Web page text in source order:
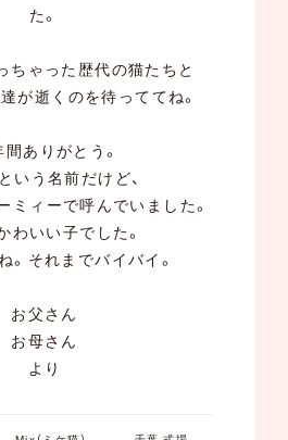
た。
ちゃった歴代の猫たちと
が逝くのを待っててね。
ありがとう。
いう名前だけど、
ミィーで呼んでいました。
わいい子でした。
。それまでバイバイ。
お父さん
お母さん
より